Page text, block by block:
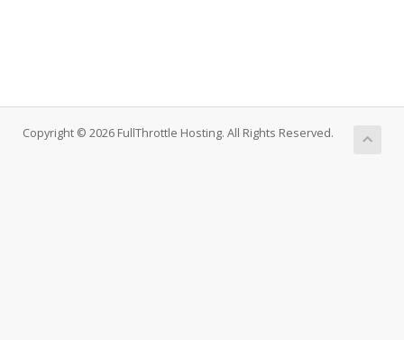
Copyright © 2026 FullThrottle Hosting. All Rights Reserved.